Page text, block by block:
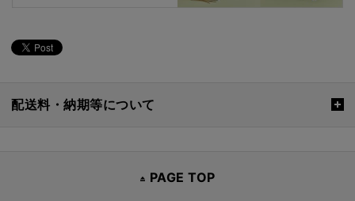
配送料・納期等について
PAGE TOP